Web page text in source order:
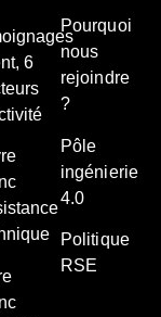
6
Pourquoi
nous
rejoindre
?
Pôle
ingénierie
4.0
Politique
RSE